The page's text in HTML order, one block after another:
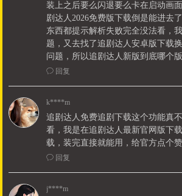
装上之后要么闪退要么卡在启动画
剧达人2026免费版下载倒是能进去
东西都提示解析失败完全没法看，
题，又去找了追剧达人安卓版下载
问题，所以追剧达人新版到底哪个
ꂖ 回复
k****m
追剧达人免费追剧下载这个功能真
看，我是在追剧达人最新官网版下
载，装完直接就能用，给官方点个赞
ꂖ 回复
j****m